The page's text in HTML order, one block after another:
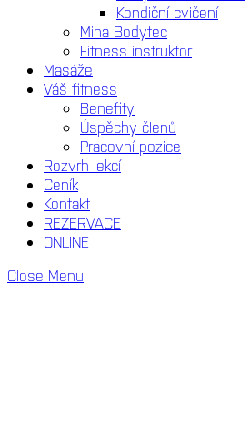
Kondiční cvičení
Miha Bodytec
Fitness instruktor
Masáže
Váš fitness
Benefity
Úspěchy členů
Pracovní pozice
Rozvrh lekcí
Ceník
Kontakt
REZERVACE
ONLINE
Close Menu